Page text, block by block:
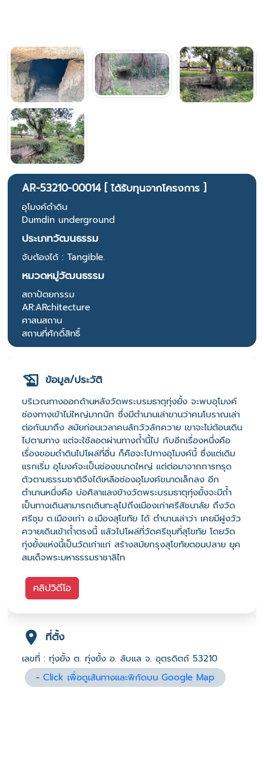
AR-53210-00014 [ ได้รับทุนจากโครงการ ]
อุโมงค์ดำดิน
Dumdin underground
ประเภทวัฒนธรรม
จับต้องได้ : Tangible.
หมวดหมู่วัฒนธรรม
สถาปัตยกรรม
AR:ARchitecture
ศาสนสถาน
สถานที่ศักดิ์สิทธิ์
ข้อมูล/ประวัติ
บริเวณทางออกด้านหลังวัดพระบรมธาตุทุ่งยั้ง จะพบอุโมงค์
ช่องทางเข้าไม่ใหญ่มากนัก ซึ่งมีตำนานเล่าขานว่าคนโบราณเล่า
ต่อกันมาถึง สมัยก่อนเวลาคนลักวัวลักควาย เขาจะไม่ต้อนเดิน
ไปตามทาง แต่จะใช้ลอดผ่านทางถ้ำนี้ไป กับอีกเรื่องหนึ่งคือ
เรื่องขอมดำดินไปโผล่ที่อื่น ก็คือจะไปทางอุโมงค์นี้ ซึ่งแต่เดิม
แรกเริ่ม อุโมงค์จะเป็นช่องขนาดใหญ่ แต่ต่อมาจากการทรุด
ตัวตามธรรมชาติจึงได้เหลือช่องอุโมงค์ขนาดเล็กลง อีก
ตำนานหนึ่งคือ บ่อศิลาแลงข้างวัดพระบรมธาตุทุ่งยั้งจะมีถ้ำ
เป็นทางเดินสามารถเดินทะลุไปถึงเมืองเก่าศรีสัชนาลัย ถึงวัด
ศรีชุม ต.เมืองเก่า อ.เมืองสุโขทัย ได้ ตำนานเล่าว่า เคยมีฝูงวัว
ควายเดินเข้าถ้ำตรงนี้ แล้วไปโผล่ที่วัดศรีชุมที่สุโขทัย โดยวัด
ทุ่งยั้งแห่งนี้เป็นวัดเก่าแก่ สร้างสมัยกรุงสุโขทัยตอนปลาย ยุค
สมเด็จพระมหาธรรมราชาลิไท
คลิปวิดีโอ
ที่ตั้ง
เลขที่ : ทุ่งยั้ง ต. ทุ่งยั้ง อ. ลับแล จ. อุตรดิตถ์ 53210
-Click เพื่อดูเส้นทางและพิกัดบน Google Map